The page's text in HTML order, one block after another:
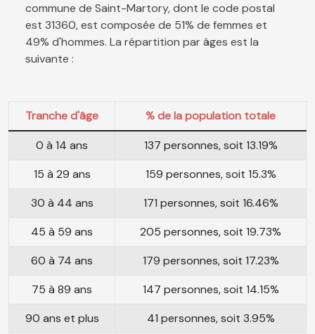
commune de Saint-Martory, dont le code postal
est 31360, est composée de 51% de femmes et
49% d'hommes. La répartition par âges est la
suivante :
Tranche d'âge
% de la population totale
0 à 14 ans
137 personnes, soit 13.19%
15 à 29 ans
159 personnes, soit 15.3%
30 à 44 ans
171 personnes, soit 16.46%
45 à 59 ans
205 personnes, soit 19.73%
60 à 74 ans
179 personnes, soit 17.23%
75 à 89 ans
147 personnes, soit 14.15%
90 ans et plus
41 personnes, soit 3.95%